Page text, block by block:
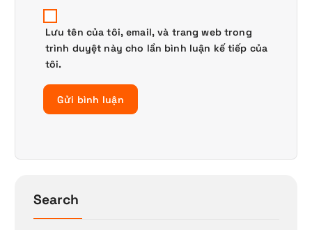
Lưu tên của tôi, email, và trang web trong
trình duyệt này cho lần bình luận kế tiếp của
tôi.
Search